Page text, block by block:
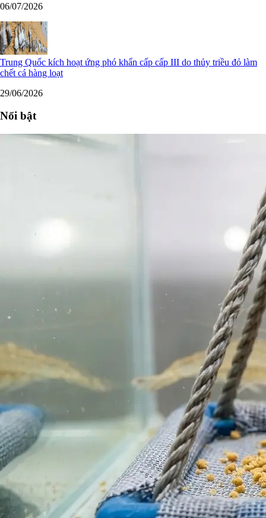
06/07/2026
Trung Quốc kích hoạt ứng phó khẩn cấp cấp III do thủy triều đỏ làm
chết cá hàng loạt
29/06/2026
Nổi bật